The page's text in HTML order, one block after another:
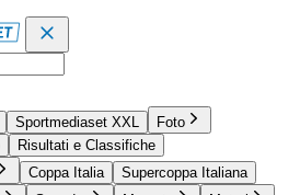
Sportmediaset XXL
Foto
Risultati e Classifiche
Coppa Italia
Supercoppa Italiana